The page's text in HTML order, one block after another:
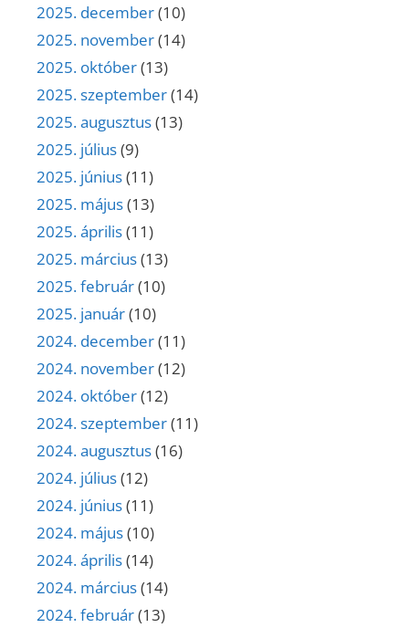
2025. december(10)
2025. november(14)
2025. október(13)
2025. szeptember(14)
2025. augusztus(13)
2025. július(9)
2025. június(11)
2025. május(13)
2025. április(11)
2025. március(13)
2025. február(10)
2025. január(10)
2024. december(11)
2024. november(12)
2024. október(12)
2024. szeptember(11)
2024. augusztus(16)
2024. július(12)
2024. június(11)
2024. május(10)
2024. április(14)
2024. március(14)
2024. február(13)